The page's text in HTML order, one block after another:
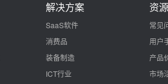
解决方案
SaaS软件
消费品
装备制造
ICT行业
资
常见
用户
产品
市场